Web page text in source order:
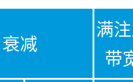
衰减
满
带